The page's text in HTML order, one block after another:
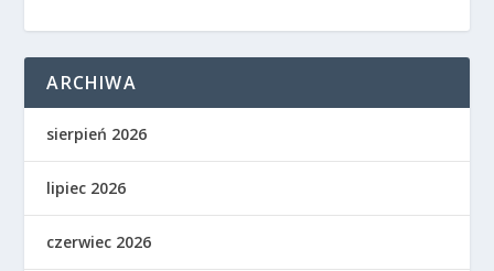
ARCHIWA
sierpień 2026
lipiec 2026
czerwiec 2026